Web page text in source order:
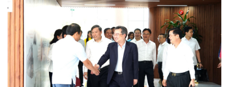
Đồng chí Đặng Xuân Thanh chào mừng đồng chí Nguyễn